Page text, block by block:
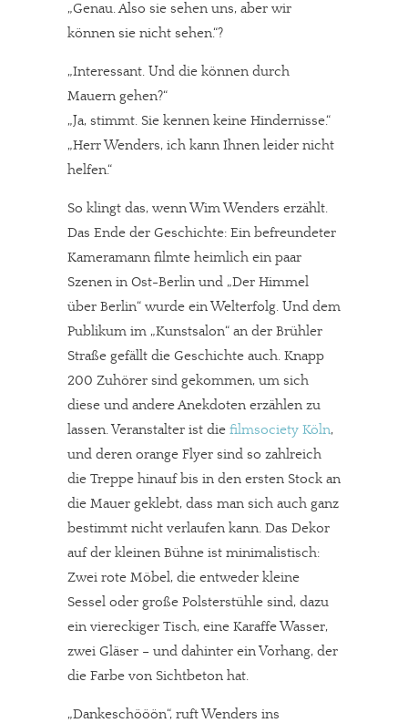
„Genau. Also sie sehen uns, aber wir
können sie nicht sehen.“?
„Interessant. Und die können durch
Mauern gehen?“
„Ja, stimmt. Sie kennen keine Hindernisse.“
„Herr Wenders, ich kann Ihnen leider nicht
helfen.“
So klingt das, wenn Wim Wenders erzählt.
Das Ende der Geschichte: Ein befreundeter
Kameramann filmte heimlich ein paar
Szenen in Ost-Berlin und „Der Himmel
über Berlin“ wurde ein Welterfolg. Und dem
Publikum im „Kunstsalon“ an der Brühler
Straße gefällt die Geschichte auch. Knapp
200 Zuhörer sind gekommen, um sich
diese und andere Anekdoten erzählen zu
lassen. Veranstalter ist die filmsociety Köln,
und deren orange Flyer sind so zahlreich
die Treppe hinauf bis in den ersten Stock an
die Mauer geklebt, dass man sich auch ganz
bestimmt nicht verlaufen kann. Das Dekor
auf der kleinen Bühne ist minimalistisch:
Zwei rote Möbel, die entweder kleine
Sessel oder große Polsterstühle sind, dazu
ein viereckiger Tisch, eine Karaffe Wasser,
zwei Gläser – und dahinter ein Vorhang, der
die Farbe von Sichtbeton hat.
„Dankeschööön“, ruft Wenders ins